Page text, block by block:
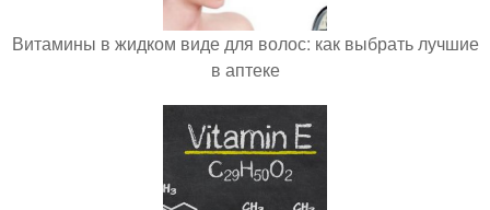
Витамины в жидком виде для волос: как выбрать лучшие
в аптеке